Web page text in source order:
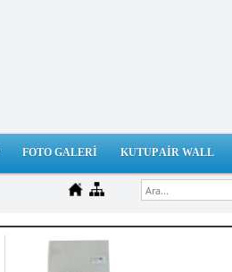
FOTO GALERİ KUTUP AİR WALL